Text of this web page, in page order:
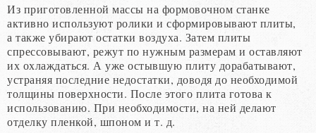
Из приготовленной массы на формовочном станке
активно используют ролики и сформировывают плиты,
а также убирают остатки воздуха. Затем плиты
спрессовывают, режут по нужным размерам и оставляют
их охлаждаться. А уже остывшую плиту дорабатывают,
устраняя последние недостатки, доводя до необходимой
толщины поверхности. После этого плита готова к
использованию. При необходимости, на ней делают
отделку пленкой, шпоном и т. д.